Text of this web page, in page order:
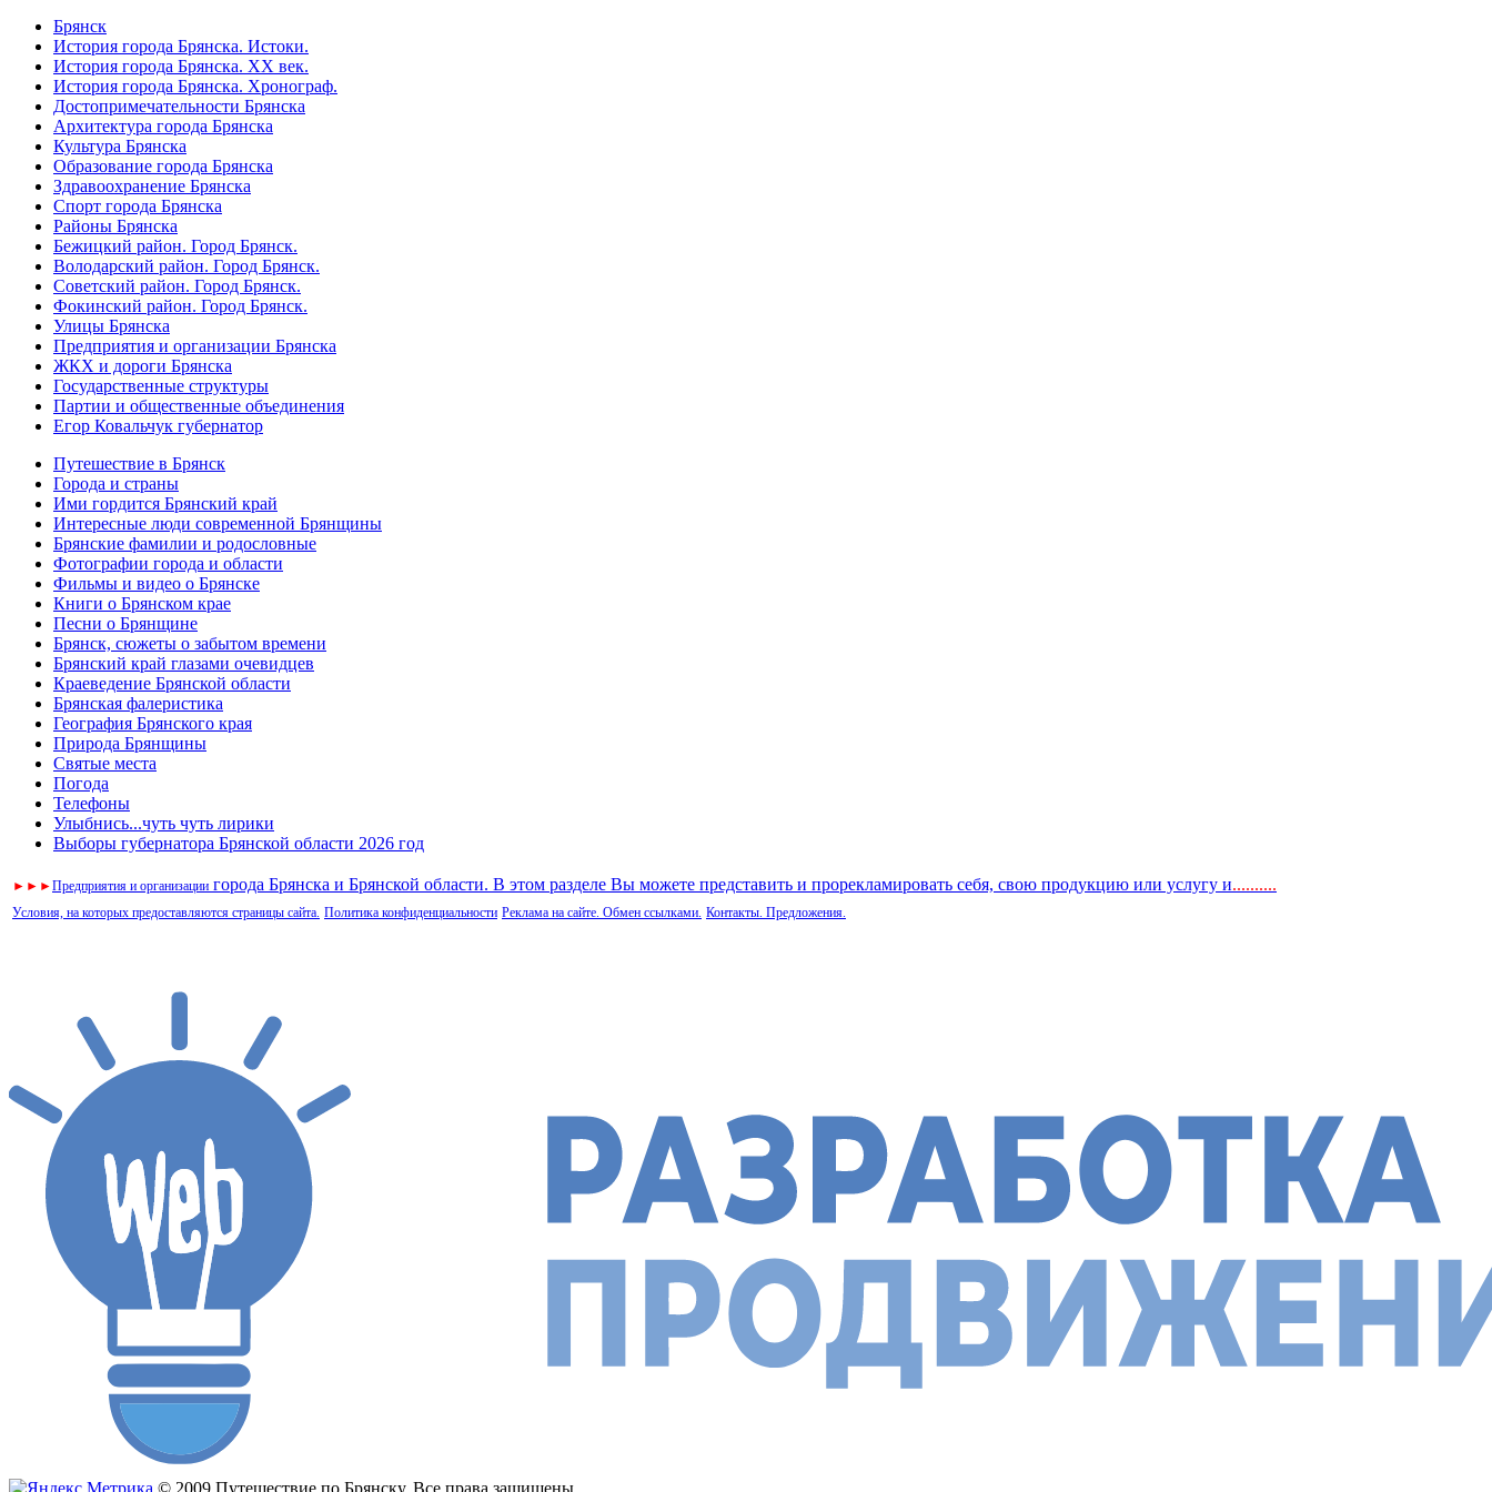
Брянск
История города Брянска. Истоки.
История города Брянска. XX век.
История города Брянска. Хронограф.
Достопримечательности Брянска
Архитектура города Брянска
Культура Брянска
Образование города Брянска
Здравоохранение Брянска
Спорт города Брянска
Районы Брянска
Бежицкий район. Город Брянск.
Володарский район. Город Брянск.
Советский район. Город Брянск.
Фокинский район. Город Брянск.
Улицы Брянска
Предприятия и организации Брянска
ЖКХ и дороги Брянска
Государственные структуры
Партии и общественные объединения
Егор Ковальчук губернатор
Путешествие в Брянск
Города и страны
Ими гордится Брянский край
Интересные люди современной Брянщины
Брянские фамилии и родословные
Фотографии города и области
Фильмы и видео о Брянске
Книги о Брянском крае
Песни о Брянщине
Брянск, сюжеты о забытом времени
Брянский край глазами очевидцев
Краеведение Брянской области
Брянская фалеристика
География Брянского края
Природа Брянщины
Святые места
Погода
Телефоны
Улыбнись...чуть чуть лирики
Выборы губернатора Брянской области 2026 год
► ► ►Предприятия и организации города Брянска и Брянской области. В этом разделе Вы можете представить и прорекламировать себя, свою продукцию или услугу и..........
Условия, на которых предоставляются страницы сайта. Политика конфиденциальности Реклама на сайте. Обмен ссылками. Контакты. Предложения.
© 2009 Путешествие по Брянску. Все права защищены